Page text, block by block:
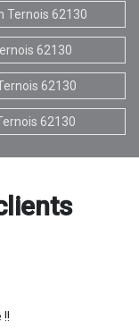
Ternois 62130
62130
62130
62130